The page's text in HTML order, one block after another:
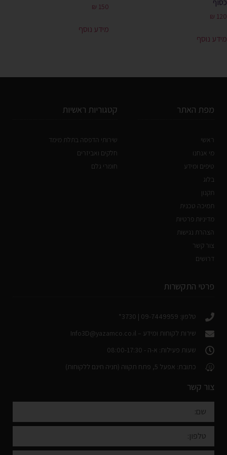
₪ 120
מידע נוסף
₪ 150
מידע נוסף
מפת האתר
ראשי
מי אנחנו
טיפים ומידע
בלוג
תקנון
תמיכה טכנית
מדיניות פרטיות
הצהרת נגישות
צור קשר
דרושים
קטגוריות ראשיות
שירותי הדפסה בתלת מימד
חלקים ואביזרים
חומרי גלם
פרטי התקשרות
טלפון: 09-7449959 | 3730*
שירות לקוחות ומידע – Info3D@yazamco.co.il
שעות פעילות: א-ה - 08:00-17:30
כתובת: אפעל 5, פתח תקווה (חניה חינם ללקוחות)
צור קשר